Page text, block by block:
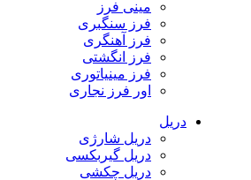
مینی فرز
فرز سنگبری
فرز آهنگری
فرز انگشتی
فرز مینیاتوری
اور فرز نجاری
دریل
دریل شارژی
دریل گیربکسی
دریل چکشی